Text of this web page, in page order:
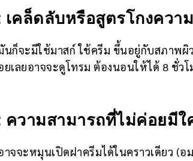
เคล็ดลับหรือสูตรโกงคว
นก็จะมีใช้มาสก์ ใช้ครีม ขึ้นอยู่กับสภาพผิ
เลยอาจจะดูโทรม ต้องนอนให้ได้ 8 ชั่ว
ความสามารถที่ไม่ค่อยมี
าจจะหมุนเปิดฝาครีมได้ในคราวเดียว (อ